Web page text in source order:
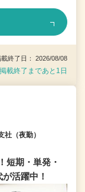
終了日： 2026/08/08
掲載終了まであと1日
（夜勤）
短期・単発・
活躍中！